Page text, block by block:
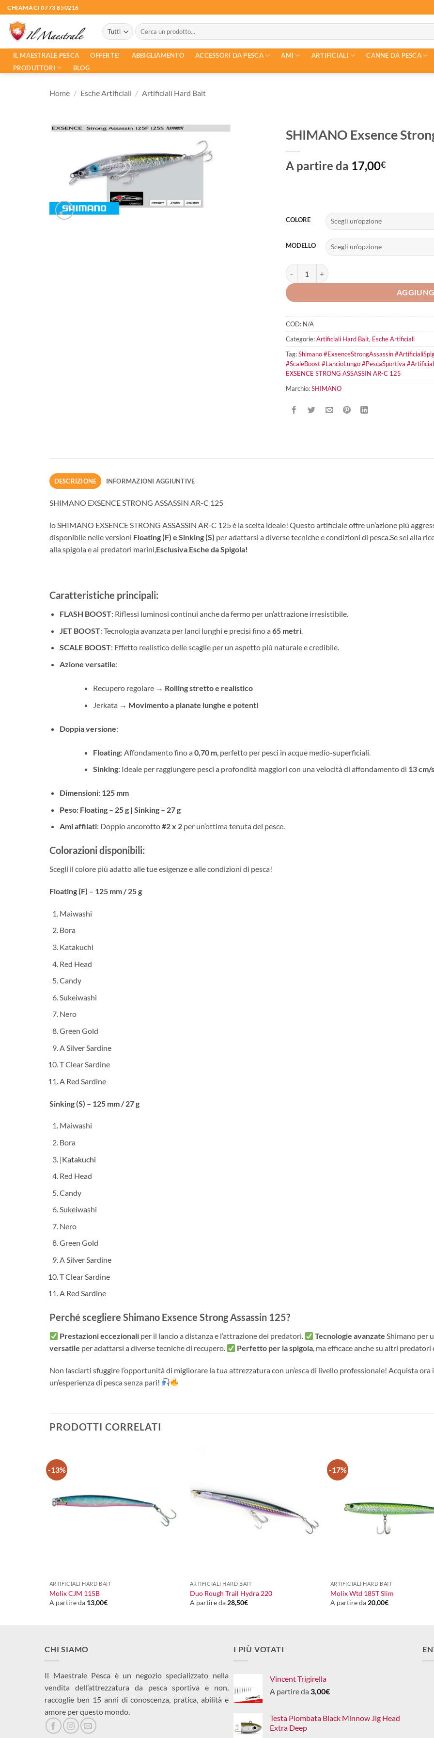
Salta
ai
contenuti
CHIAMACI 0773 850216
Cerca:
IL MAESTRALE PESCA OFFERTE! ABBIGLIAMENTO ACCESSORI DA PESCA AMI ARTIFICIALI CANNE DA PESCA
PRODUTTORI
BLOG
Home / Esche Artificiali / Artificiali Hard Bait
SHIMANO Exsence
A partire da 17,00€
COLORE
MODELLO
SHIMANO Exsence Strong Assassin AR-C 125
COD: N/A
Categorie:Artificiali Hard Bait, Esche Artificiali
Tag:Shimano #ExsenceStrongAssassin
#ScaleBoost #LancioLungo #PescaSportiva
EXSENCE STRONG ASSASSIN AR-C 125
Marchio:SHIMANO
DESCRIZIONE INFORMAZIONI AGGIUNTIVE
SHIMANO EXSENCE STRONG ASSASSIN AR-C 125
lo SHIMANO EXSENCE STRONG ASSASSIN AR-C 125 è la scelta ideale! Questo artificiale offre un’azione più
disponibile nelle versioni Floating (F) e Sinking (S) per adattarsi a diverse tecniche e condizioni di pesca.Se sei alla
alla spigola e ai predatori marini, Esclusiva Esche da Spigola!
Caratteristiche principali:
FLASH BOOST: Riflessi luminosi continui anche da fermo per un’attrazione irresistibile.
JET BOOST: Tecnologia avanzata per lanci lunghi e precisi fino a 65 metri.
SCALE BOOST: Effetto realistico delle scaglie per un aspetto più naturale e credibile.
Azione versatile:
Recupero regolare → Rolling stretto e realistico
Jerkata → Movimento a planate lunghe e potenti
Doppia versione:
Floating: Affondamento fino a 0,70 m, perfetto per pesci in acque medio-superficiali.
Sinking: Ideale per raggiungere pesci a profondità maggiori con una velocità di affondamento di 13 cm/
Dimensioni: 125 mm
Peso: Floating – 25 g | Sinking – 27 g
Ami affilati: Doppio ancorotto#2 x 2per un’ottima tenuta del pesce.
Colorazioni disponibili:
Scegli il colore più adatto alle tue esigenze e alle condizioni di pesca!
Floating (F) – 125 mm / 25 g
Maiwashi
Bora
Katakuchi
Red Head
Candy
Sukeiwashi
Nero
Green Gold
A Silver Sardine
T Clear Sardine
A Red Sardine
Sinking (S) – 125 mm / 27 g
Maiwashi
Bora
|Katakuchi
Red Head
Candy
Sukeiwashi
Nero
Green Gold
A Silver Sardine
T Clear Sardine
A Red Sardine
Perché scegliere Shimano Exsence Strong Assassin 125?
Prestazioni eccezionali per il lancio a distanza e l’attrazione dei predatori. Tecnologie avanzate Shimano per
versatile per adattarsi a diverse tecniche di recupero. Perfetto per la spigola, ma efficace anche su altri predatori
Non lasciarti sfuggire l’opportunità di migliorare la tua attrezzatura con un’esca di livello professionale! Acquista ora
un’esperienza di pesca senza pari!
PRODOTTI CORRELATI
-13%
ARTIFICIALI HARD BAIT
Molix CJM 115B
A partire da 13,00€
ARTIFICIALI HARD BAIT
Duo Rough Trail Hydra 220
A partire da 28,50€
-17%
ARTIFICIALI HARD BAIT
Molix Wtd 185T Slim
A partire da 20,00€
CHI SIAMO
Il Maestrale Pesca è un negozio specializzato nella
vendita dell’attrezzatura da pesca sportiva e non,
raccoglie ben 15 anni di conoscenza, pratica, abilità e
amore per questo mondo.
I PIÙ VOTATI
Vincent Trigirella
A partire da 3,00€
Testa Piombata Black Minnow Jig Head
Extra Deep